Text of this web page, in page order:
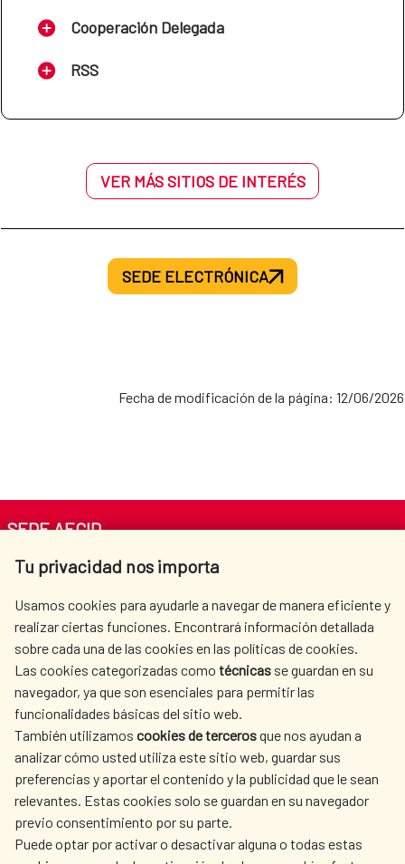
Cooperación Delegada
RSS
VER MÁS SITIOS DE INTERÉS
SEDE ELECTRÓNICA
Fecha de modificación de la página: 12/06/2026
Tu privacidad nos importa
Usamos cookies para ayudarle a navegar de manera eficiente y
realizar ciertas funciones. Encontrará información detallada
sobre cada una de las cookies en las políticas de cookies.
Las cookies categorizadas como técnicas se guardan en su
navegador, ya que son esenciales para permitir las
funcionalidades básicas del sitio web.
También utilizamos cookies de tercerosque nos ayudan a
analizar cómo usted utiliza este sitio web, guardar sus
preferencias y aportar el contenido y la publicidad que le sean
relevantes. Estas cookies solo se guardan en su navegador
previo consentimiento por su parte.
Puede optar por activar o desactivar alguna o todas estas
SEDE AECID
Av. Reyes Católicos 4 - 28040 Madrid
centro.informacion@aecid.es
LA AECID
DÓNDE COOPERAMOS
ACCIÓN HUMANITARIA
SALA DE PRENSA
CULTURA Y CIENCIA
BIBLIOTECA
NUESTRAS REDES SOCIALES